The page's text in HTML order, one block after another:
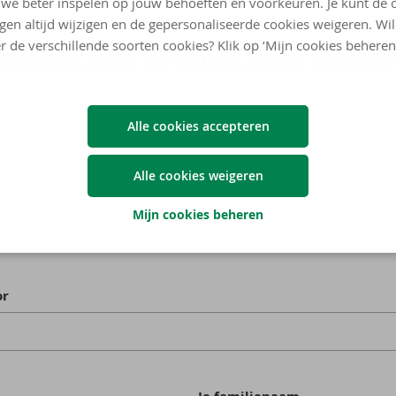
altijd wijzigen en de gepersonaliseerde cookies weigeren.
de verschillende soorten cookies? Klik op ‘Mijn cookies
Alle cookies accepteren
Alle cookies weigeren
Mijn cookies beheren
(en kre­diet­kaart)